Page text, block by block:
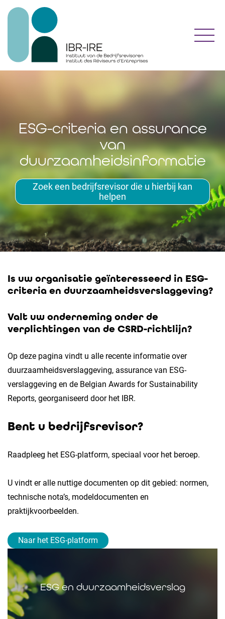
ESG-criteria en assurance
van
duurzaamheidsinformatie
Zoek een bedrijfsrevisor die u hierbij kan
helpen
Is uw organisatie geïnteresseerd in ESG-
criteria en duurzaamheidsverslaggeving?
Valt uw onderneming onder de
verplichtingen van de CSRD-richtlijn?
Op deze pagina vindt u alle recente informatie over
duurzaamheidsverslaggeving, assurance van ESG-
verslaggeving en de Belgian Awards for Sustainability
Reports, georganiseerd door het IBR.
Bent u bedrijfsrevisor?
Raadpleeg het ESG-platform, speciaal voor het beroep.
U vindt er alle nuttige documenten op dit gebied: normen,
technische nota’s, modeldocumenten en
praktijkvoorbeelden.
Naar het ESG-platform
ESG en duurzaamheidsverslag